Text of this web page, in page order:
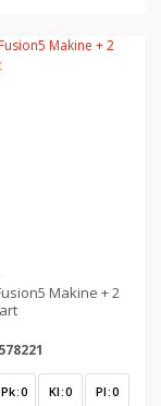
Makine + 2
Pk 0 Kl 0 Pl 0